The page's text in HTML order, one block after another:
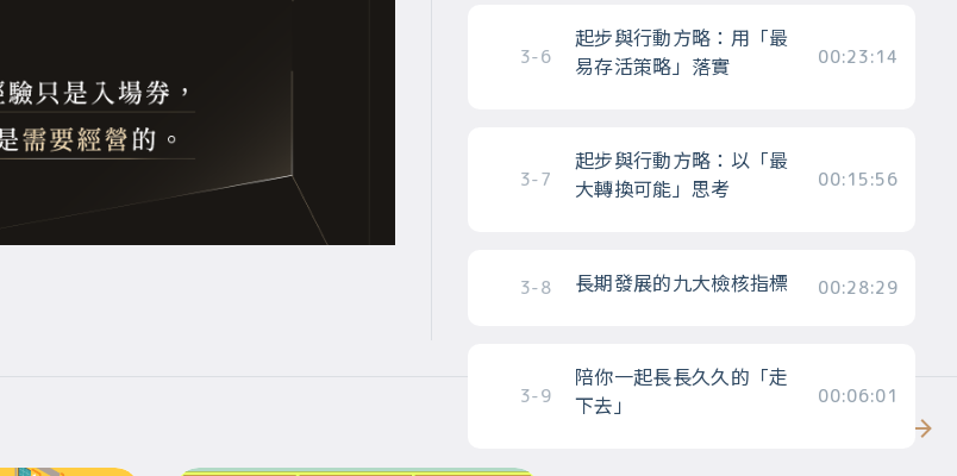
3-6
起步與行動方略：用「最
易存活策略」落實
00:23:14
3-7
起步與行動方略：以「最
大轉換可能」思考
00:15:56
3-8 長期發展的九大檢核指標 00:28:29
3-9
陪你一起長長久久的「走
下去」
00:06:01